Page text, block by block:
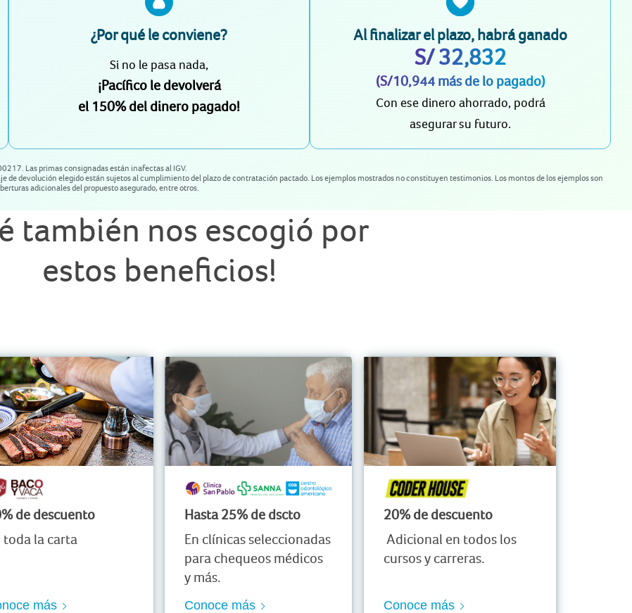
¿Por qué le conviene?
Si no le pasa nada,
¡Pacífico le devolverá
el 150% del dinero pagado!
Al finalizar el plazo, habrá ganado
S/ 32,832
(S/10,944 más de lo pagado)
Con ese dinero ahorrado, podrá
asegurar su futuro.
Las primas consignadas están inafectas al IGV.
de devolución elegido están sujetos al cumplimiento del plazo de contratación pactado. Los ejemplos mostrados no constituyen testimonios. Los montos de los ejemplos son
adicionales del propuesto asegurado, entre otros.
también nos escogió por
estos beneficios!
de descuento
toda la carta
más
Hasta 25% de dscto
En clínicas seleccionadas
para chequeos médicos
y más.​
Conoce más
20% de descuento
Adicional en todos los
cursos y carreras.
Conoce más